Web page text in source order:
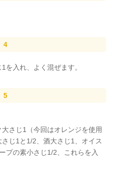
を入れ、よく混ぜます。
さじ1（今回はオレンジを使用
じ1と1/2、酒大さじ1、オイス
プの素小さじ1/2、これらを入